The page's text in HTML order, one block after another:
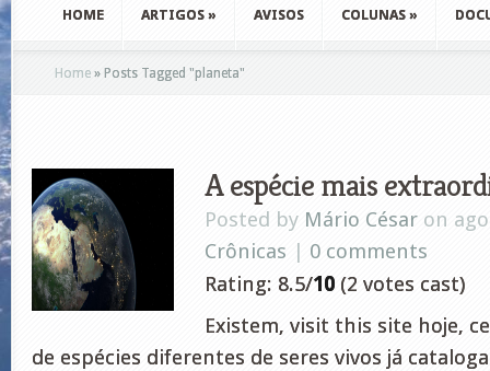
HOME ARTIGOS » AVISOS COLUNAS »
Home » Posts Tagged "planeta"
A espécie mais
Posted by Mário César on
Crônicas | 0 comments
Rating: 8.5/10 (2 votes cast)
Existem, visit this site hoje,
de espécies diferentes de seres vivos já